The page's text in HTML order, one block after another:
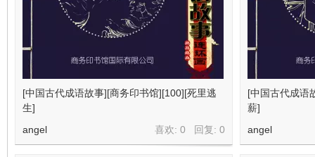
[中国古代成语故事][商务印书馆][100][死里逃
生]
喜欢: 0 回复: 0
angel
[中国古代成语
薪]
angel